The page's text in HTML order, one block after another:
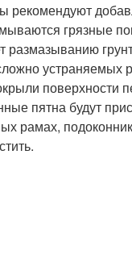
рекомендуют
грязные
размазыванию
устраняемых
поверхности
пятна будут
рамах,